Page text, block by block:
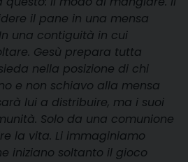
il pane in una mensa
una contiguità in cui
Gesù prepara tutta
nella posizione di chi
e non schiavo alla mensa
lui a distribuire, ma i suoi
Solo da una comunione
la vita. Li immaginiamo
iniziano soltanto il gioco